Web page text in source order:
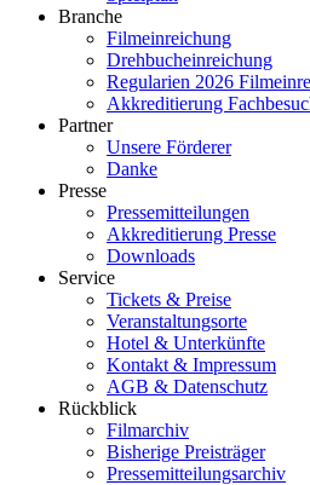
Branche
Filmeinreichung
Drehbucheinreichung
Regularien 2026
Akkreditierung
Partner
Unsere Förderer
Danke
Presse
Pressemitteilungen
Akkreditierung Presse
Downloads
Service
Tickets & Preise
Veranstaltungsorte
Hotel & Unterkünfte
Kontakt & Impressum
AGB & Datenschutz
Rückblick
Filmarchiv
Bisherige Preisträger
Pressemitteilungsarchiv